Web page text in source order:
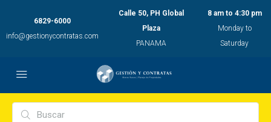
6829-6000
info@gestionycontratas.com
Calle 50, PH Global
Plaza
PANAMA
8 am to 4:30 pm
Monday to
Saturday